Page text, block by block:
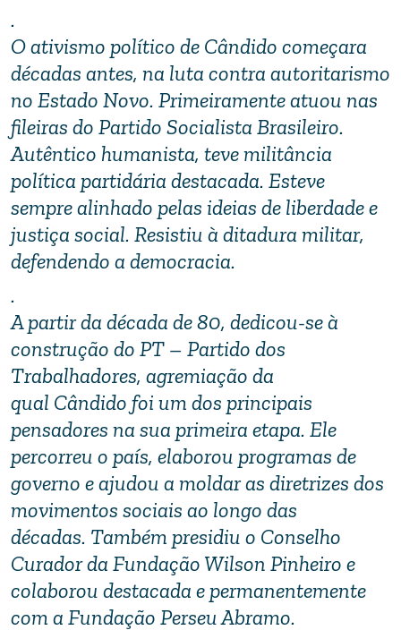
.
O ativismo político de Cândido começara
décadas antes, na luta contra autoritarismo
no Estado Novo. Primeiramente atuou nas
fileiras do Partido Socialista Brasileiro.
Autêntico humanista, teve militância
política partidária destacada. Esteve
sempre alinhado pelas ideias de liberdade e
justiça social. Resistiu à ditadura militar,
defendendo a democracia.
.
A partir da década de 80, dedicou-se à
construção do PT – Partido dos
Trabalhadores, agremiação da
qual Cândido foi um dos principais
pensadores na sua primeira etapa. Ele
percorreu o país, elaborou programas de
governo e ajudou a moldar as diretrizes dos
movimentos sociais ao longo das
décadas. Também presidiu o Conselho
Curador da Fundação Wilson Pinheiro e
colaborou destacada e permanentemente
com a Fundação Perseu Abramo.